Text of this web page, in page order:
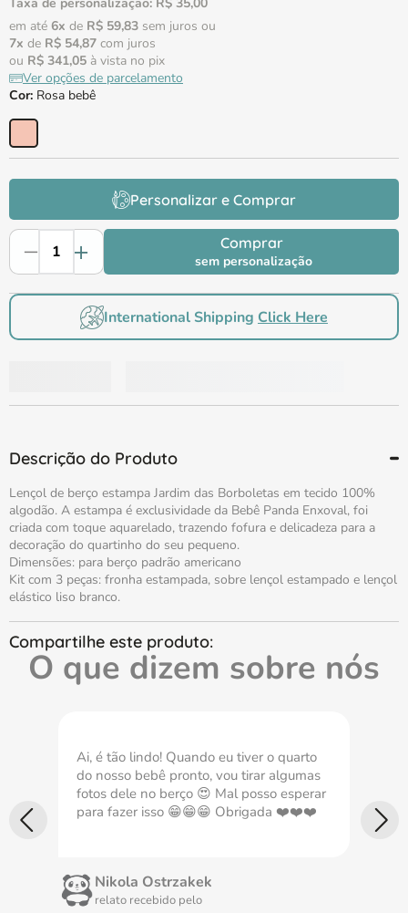
em até 6x de R$ 59,83 sem juros ou
7x de R$ 54,87 com juros
ou R$ 341,05 à vista no pix
Ver opções de parcelamento
Cor: Rosa bebê
Personalizar e Comprar
Comprar
sem personalização
International Shipping Click Here
Descrição do Produto
Lençol de berço estampa Jardim das Borboletas em tecido 100%
algodão. A estampa é exclusividade da Bebê Panda Enxoval, foi
criada com toque aquarelado, trazendo fofura e delicadeza para a
decoração do quartinho do seu pequeno.
Dimensões: para berço padrão americano
Kit com 3 peças: fronha estampada, sobre lençol estampado e lençol
elástico liso branco.
O que dizem sobre nós
Ai, é tão lindo! Quando eu tiver o quarto
do nosso bebê pronto, vou tirar algumas
fotos dele no berço 😍 Mal posso esperar
para fazer isso 😁😁😁 Obrigada ❤️❤️❤️
Nikola Ostrzakek
relato recebido pelo